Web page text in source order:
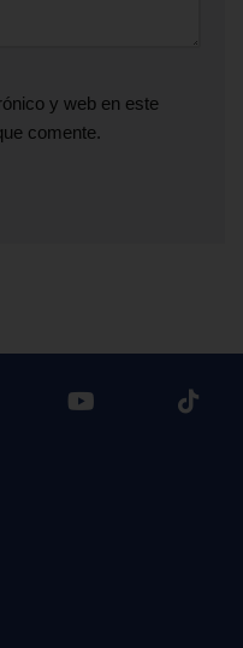
y web en este
comente.